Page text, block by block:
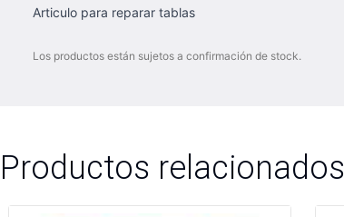
Articulo para reparar tablas
Los productos están sujetos a confirmación de stock.
Productos relacionados